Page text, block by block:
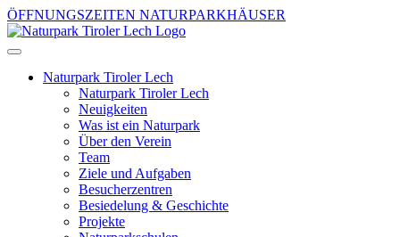
ÖFFNUNGSZEITEN NATURPARKHÄUSER
Naturpark Tiroler Lech
Naturpark Tiroler Lech
Neuigkeiten
Was ist ein Naturpark
Über den Verein
Team
Ziele und Aufgaben
Besucherzentren
Besiedelung & Geschichte
Projekte